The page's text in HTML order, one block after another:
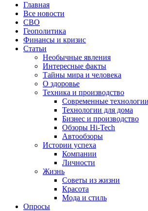
Главная
Все новости
СВО
Геополитика
Финансы и кризис
Статьи
Необычные явления
Интересные факты
Тайны мира и человека
О здоровье
Техника и производство
Современные технологии
Технологии для дома
Бизнес и производство
Обзоры Hi-Tech
Автообзоры
Истории успеха
Компании
Личности
Жизнь
Советы из жизни
Красота
Мода и стиль
Опросы